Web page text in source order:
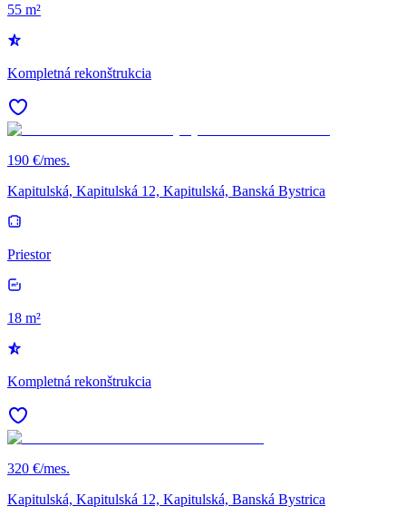
55 m²
Kompletná rekonštrukcia
190 €/mes.
Kapitulská, Kapitulská 12, Kapitulská, Banská Bystrica
Priestor
18 m²
Kompletná rekonštrukcia
320 €/mes.
Kapitulská, Kapitulská 12, Kapitulská, Banská Bystrica